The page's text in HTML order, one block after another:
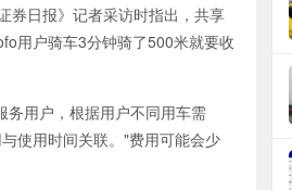
券日报》记者采访时指出，共享
用户骑车3分钟骑了500米就要收
务用户，根据用户不同用车需
使用时间关联。"费用可能会少